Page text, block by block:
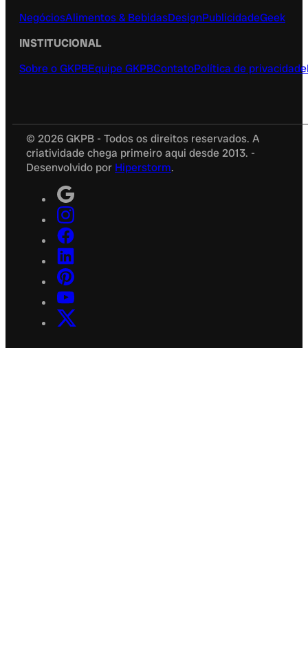
NegóciosAlimentos & BebidasDesignPublicidadeGeek
INSTITUCIONAL
Sobre o GKPBEquipe GKPBContatoPolítica de privacidade
© 2026 GKPB - Todos os direitos reservados. A
criatividade chega primeiro aqui desde 2013. -
Desenvolvido por Hiperstorm.